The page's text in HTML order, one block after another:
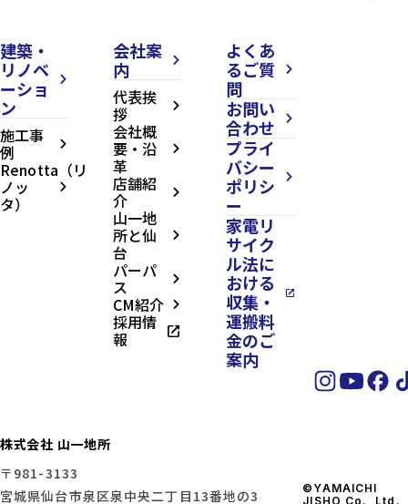
建築・
リノベ
ーショ
ン
arrow_forward_ios
施工事
例 arrow_forward_ios
Renotta（リ
ノッ
タ）
arrow_forward_ios
会社案
内
arrow_forward_ios
代表挨
拶 arrow_forward_ios
会社概
要・沿
革
arrow_forward_ios
店舗紹
介 arrow_forward_ios
山一地
所と仙
台
arrow_forward_ios
パーパ
ス arrow_forward_ios
CM紹介 arrow_forward_ios
採用情
報 open_in_new
よくあ
るご質
問
arrow_forward_ios
お問い
合わせ
arrow_forward_ios
プライ
バシー
ポリシ
ー
arrow_forward_ios
家電リ
サイク
ル法に
おける
収集・
運搬料
金のご
案内
open_in_new
株式会社 山一地所
〒981-3133
宮城県仙台市泉区泉中央二丁目13番地の3
©YAMAICHI
JISHO Co., Ltd.